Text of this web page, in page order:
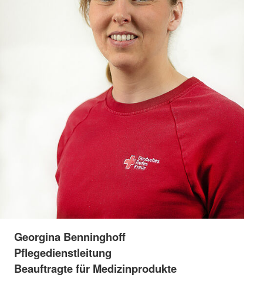
Georgina Benninghoff
Pflegedienstleitung
Beauftragte für Medizinprodukte